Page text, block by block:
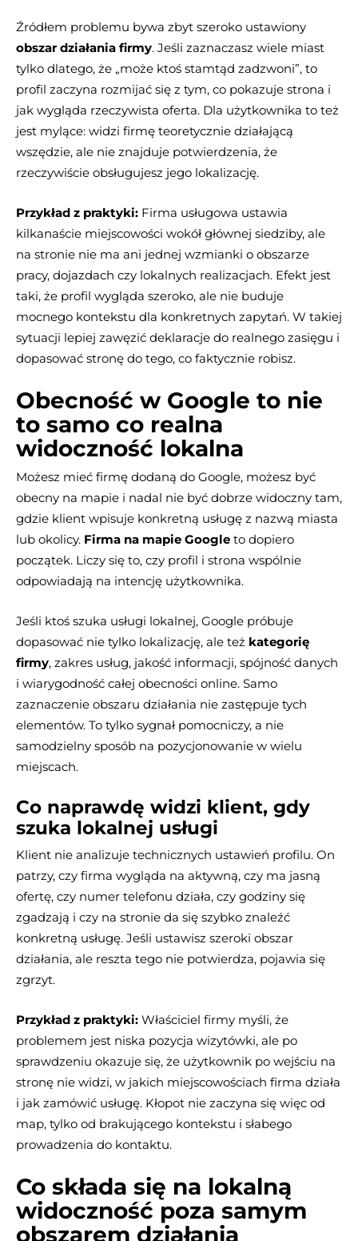
Źródłem problemu bywa zbyt szeroko ustawiony
obszar działania firmy. Jeśli zaznaczasz wiele miast
tylko dlatego, że „może ktoś stamtąd zadzwoni”, to
profil zaczyna rozmijać się z tym, co pokazuje strona i
jak wygląda rzeczywista oferta. Dla użytkownika to też
jest mylące: widzi firmę teoretycznie działającą
wszędzie, ale nie znajduje potwierdzenia, że
rzeczywiście obsługujesz jego lokalizację.
Przykład z praktyki: Firma usługowa ustawia
kilkanaście miejscowości wokół głównej siedziby, ale
na stronie nie ma ani jednej wzmianki o obszarze
pracy, dojazdach czy lokalnych realizacjach. Efekt jest
taki, że profil wygląda szeroko, ale nie buduje
mocnego kontekstu dla konkretnych zapytań. W takiej
sytuacji lepiej zawęzić deklaracje do realnego zasięgu i
dopasować stronę do tego, co faktycznie robisz.
Obecność w Google to nie
to samo co realna
widoczność lokalna
Możesz mieć firmę dodaną do Google, możesz być
obecny na mapie i nadal nie być dobrze widoczny tam,
gdzie klient wpisuje konkretną usługę z nazwą miasta
lub okolicy. Firma na mapie Google to dopiero
początek. Liczy się to, czy profil i strona wspólnie
odpowiadają na intencję użytkownika.
Jeśli ktoś szuka usługi lokalnej, Google próbuje
dopasować nie tylko lokalizację, ale też kategorię
firmy, zakres usług, jakość informacji, spójność danych
i wiarygodność całej obecności online. Samo
zaznaczenie obszaru działania nie zastępuje tych
elementów. To tylko sygnał pomocniczy, a nie
samodzielny sposób na pozycjonowanie w wielu
miejscach.
Co naprawdę widzi klient, gdy
szuka lokalnej usługi
Klient nie analizuje technicznych ustawień profilu. On
patrzy, czy firma wygląda na aktywną, czy ma jasną
ofertę, czy numer telefonu działa, czy godziny się
zgadzają i czy na stronie da się szybko znaleźć
konkretną usługę. Jeśli ustawisz szeroki obszar
działania, ale reszta tego nie potwierdza, pojawia się
zgrzyt.
Przykład z praktyki: Właściciel firmy myśli, że
problemem jest niska pozycja wizytówki, ale po
sprawdzeniu okazuje się, że użytkownik po wejściu na
stronę nie widzi, w jakich miejscowościach firma działa
i jak zamówić usługę. Kłopot nie zaczyna się więc od
map, tylko od brakującego kontekstu i słabego
prowadzenia do kontaktu.
Co składa się na lokalną
widoczność poza samym
obszarem działania